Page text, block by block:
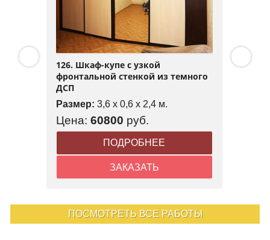
126. Шкаф-купе с узкой
фронтальной стенкой из темного
ДСП
Размер: 3,6 x 0,6 x 2,4 м.
Цена: 60800 руб.
ПОДРОБНЕЕ
ЗАКАЗАТЬ
ПОСМОТРЕТЬ ВСЕ РАБОТЫ